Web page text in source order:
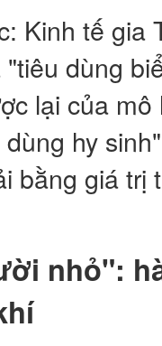
Kinh tế gia
dùng
lại của
hy
bằng giá
nhỏ":